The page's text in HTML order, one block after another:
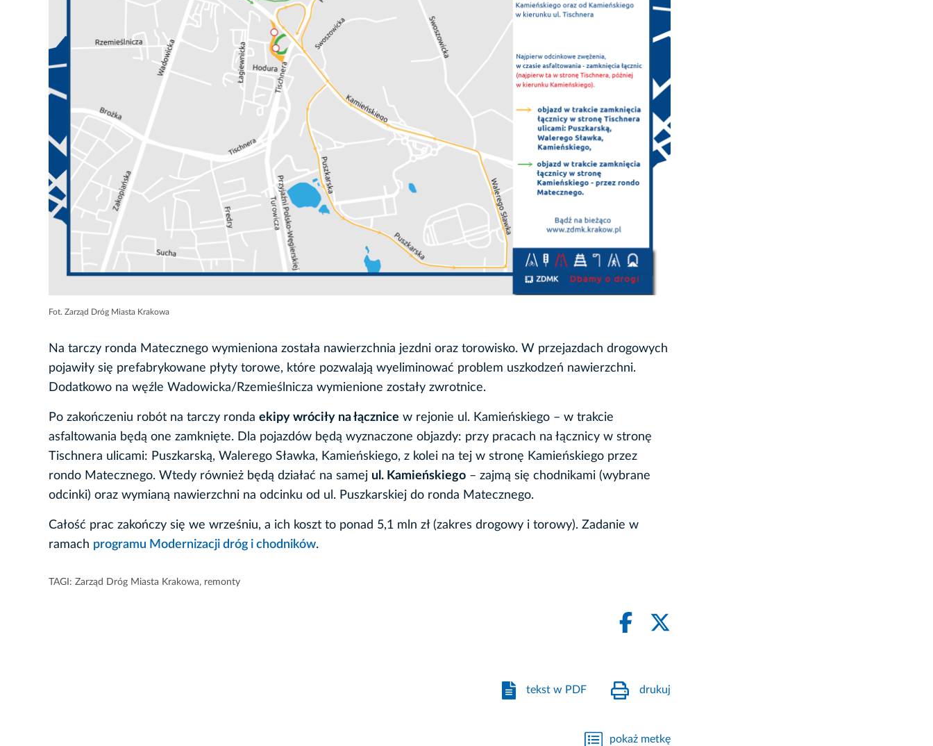
Fot. Zarząd Dróg Miasta Krakowa
Na tarczy ronda Matecznego wymieniona została nawierzchnia jezdni oraz torowisko. W przejazdach drogowych
pojawiły się prefabrykowane płyty torowe, które pozwalają wyeliminować problem uszkodzeń nawierzchni.
Dodatkowo na węźle Wadowicka/Rzemieślnicza wymienione zostały zwrotnice.
Po zakończeniu robót na tarczy ronda ekipy wróciły na łącznice w rejonie ul. Kamieńskiego – w trakcie
asfaltowania będą one zamknięte. Dla pojazdów będą wyznaczone objazdy: przy pracach na łącznicy w stronę
Tischnera ulicami: Puszkarską, Walerego Sławka, Kamieńskiego, z kolei na tej w stronę Kamieńskiego przez
rondo Matecznego. Wtedy również będą działać na samej ul. Kamieńskiego – zajmą się chodnikami (wybrane
odcinki) oraz wymianą nawierzchni na odcinku od ul. Puszkarskiej do ronda Matecznego.
Całość prac zakończy się we wrześniu, a ich koszt to ponad 5,1 mln zł (zakres drogowy i torowy). Zadanie w
ramach programu Modernizacji dróg i chodników.
TAGI: Zarząd Dróg Miasta Krakowa, remonty
tekst w PDF drukuj
pokaż metkę